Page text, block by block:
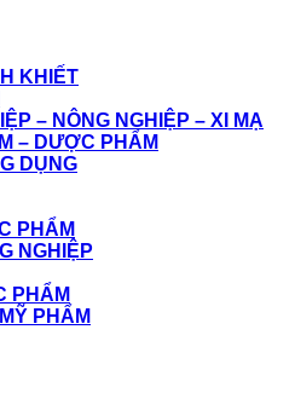
KHIẾT
– NÔNG NGHIỆP – XI MẠ
– DƯỢC PHẨM
DỤNG
PHẨM
NGHIỆP
PHẨM
PHẨM